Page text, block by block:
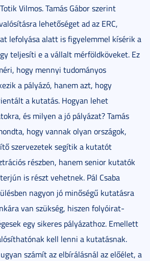
Vilmos. Tamás Gábor szerint
lehetőséget ad az ERC,
lefolyása alatt is figyelemmel kísérik a
teljesíti e a vállalt mérföldköveket. Ez
hogy mennyi tudományos
a pályázó, hanem azt, hogy
a kutatás. Hogyan lehet
és milyen a jó pályázat? Tamás
hogy vannak olyan országok,
szervezetek segítik a kutatót
részben, hanem senior kutatók
is részt vehetnek. Pál Csaba
nagyon jó minőségű kutatásra
van szükség, hiszen folyóirat-
egy sikeres pályázathoz. Emellett
kell lenni a kutatásnak.
számít az elbírálásnál az előélet, a